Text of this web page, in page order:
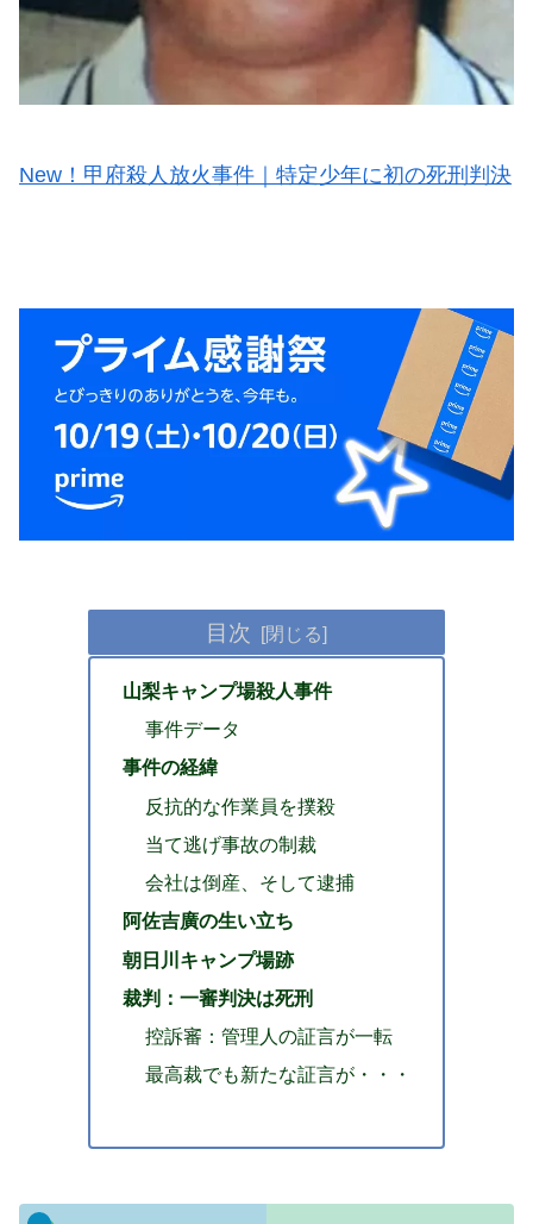
New！甲府殺人放火事件｜特定少年に初の死刑判決
目次
山梨キャンプ場殺人事件
事件データ
事件の経緯
反抗的な作業員を撲殺
当て逃げ事故の制裁
会社は倒産、そして逮捕
阿佐吉廣の生い立ち
朝日川キャンプ場跡
裁判：一審判決は死刑
控訴審：管理人の証言が一転
最高裁でも新たな証言が・・・